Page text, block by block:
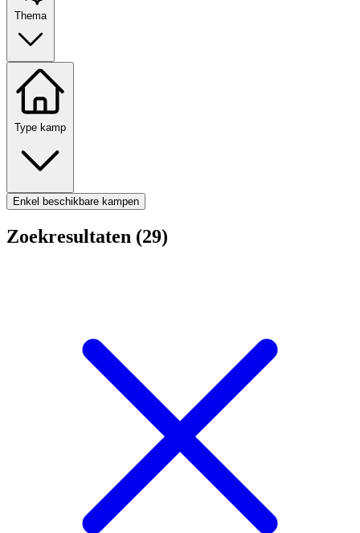
Thema
Type kamp
Enkel beschikbare kampen
Zoekresultaten (29)